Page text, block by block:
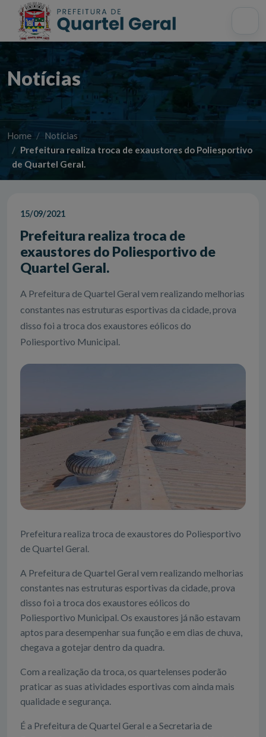
Acessibilidade InícioMapa do site
Notícias
Home
Notícias
Prefeitura realiza troca de exaustores do Poliesportivo
de Quartel Geral.
15/09/2021
Prefeitura realiza troca de
exaustores do Poliesportivo de
Quartel Geral.
A Prefeitura de Quartel Geral vem realizando melhorias
constantes nas estruturas esportivas da cidade, prova
disso foi a troca dos exaustores eólicos do
Poliesportivo Municipal.
Prefeitura realiza troca de exaustores do Poliesportivo
de Quartel Geral.
A Prefeitura de Quartel Geral vem realizando melhorias
constantes nas estruturas esportivas da cidade, prova
disso foi a troca dos exaustores eólicos do
Poliesportivo Municipal. Os exaustores já não estavam
aptos para desempenhar sua função e em dias de chuva,
chegava a gotejar dentro da quadra.
Com a realização da troca, os quartelenses poderão
praticar as suas atividades esportivas com ainda mais
qualidade e segurança.
É a Prefeitura de Quartel Geral e a Secretaria de